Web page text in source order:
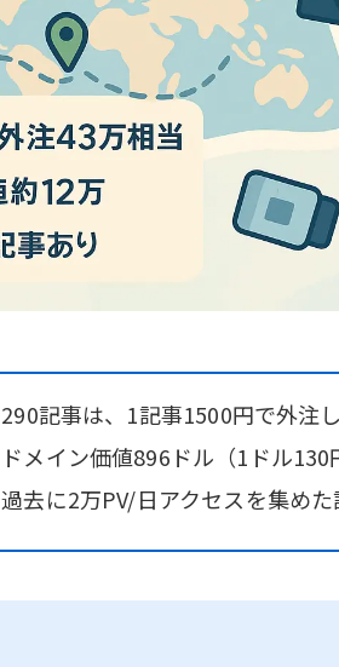
290記事は、1記事1500円で外注
ドメイン価値896ドル（1ドル130
過去に2万PV/日アクセスを集めた